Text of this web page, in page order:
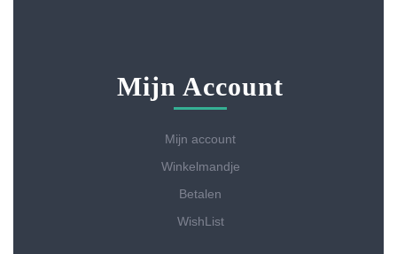
Mijn Account
Mijn account
Winkelmandje
Betalen
WishList